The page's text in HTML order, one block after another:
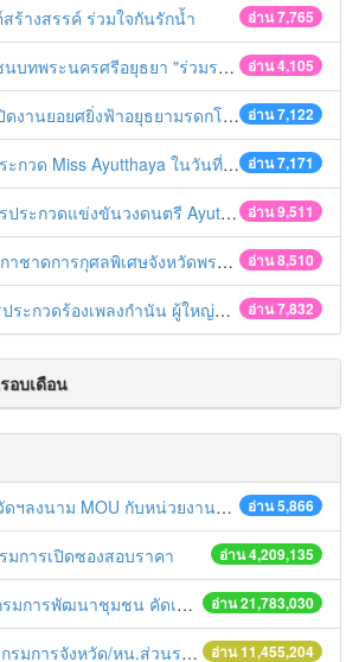
อ่าน 7,765
ร้างสรรค์ ร่วมใจกันรักน้ำ
อ่าน 4,105
ร่วมรณรงค์ ขับช้า เปิดไฟหน้า คาดเข็มขัด" เทศกาลสงกรานต์ ปี 2561
อ่าน 7,122
านยอยศยิ่งฟ้าอยุธยามรดกโลก
อ่าน 7,171
Miss Ayutthaya ในวันที่ 15 ธันวาคม 2560
อ่าน 9,511
งขันวงดนตรี Ayutthaya battle of the bands
อ่าน 8,510
รกุศลพิเศษจังหวัดพระนครศรีอยุธยา 2560
อ่าน 7,832
กวดร้องเพลงกำนัน ผู้ใหญ่บ้าน ฯลฯ
อบเดือน
อ่าน 5,866
ลงนาม MOU กับหน่วยงานภาคี
อ่าน 4,209,135
การเปิดซองสอบราคา
อ่าน 21,783,030
ารและลูกจ้างดีเด่น และหน่วยงานพัฒนาชุมชนใสสะอาด ประจำปี ๒๕๕๔
อ่าน 11,455,204
หน.ส่วนราชการประจำเดือน มิถุนายน 2558